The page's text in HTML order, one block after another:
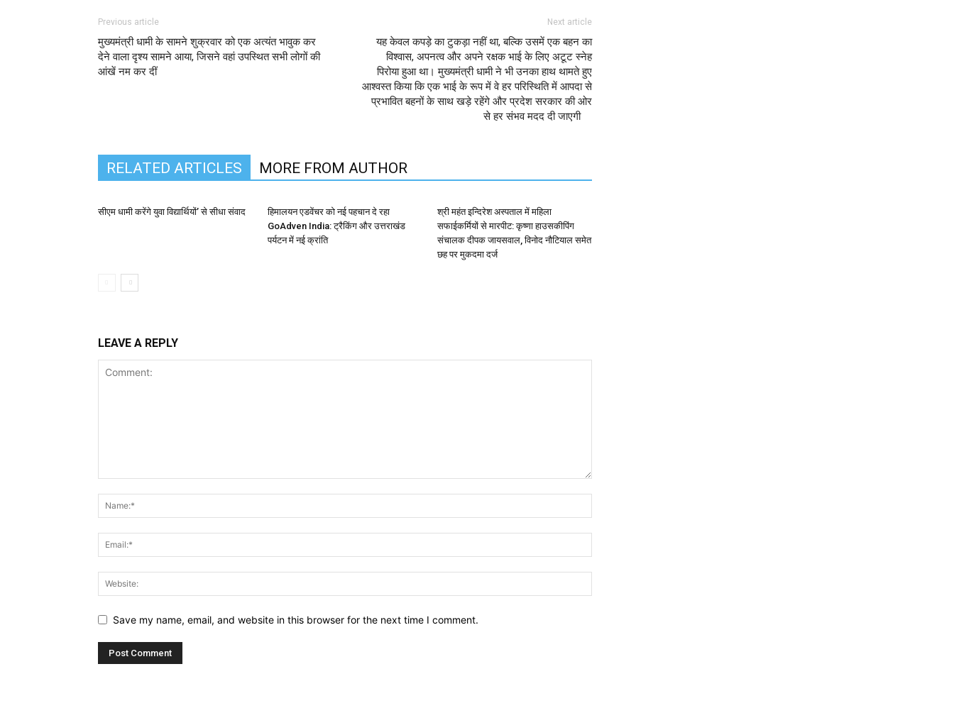
Previous article
मुख्यमंत्री धामी के सामने शुक्रवार को एक अत्यंत भावुक कर
देने वाला दृश्य सामने आया, जिसने वहां उपस्थित सभी लोगों की
आंखें नम कर दीं
Next article
यह केवल कपड़े का टुकड़ा नहीं था, बल्कि उसमें एक बहन का
विश्वास, अपनत्व और अपने रक्षक भाई के लिए अटूट स्नेह
पिरोया हुआ था। मुख्यमंत्री धामी ने भी उनका हाथ थामते हुए
आश्वस्त किया कि एक भाई के रूप में वे हर परिस्थिति में आपदा से
प्रभावित बहनों के साथ खड़े रहेंगे और प्रदेश सरकार की ओर
से हर संभव मदद दी जाएगी
RELATED ARTICLES MORE FROM AUTHOR
सीएम धामी करेंगे युवा विद्यार्थियों’ से सीधा संवाद
हिमालयन एडवेंचर को नई पहचान दे रहा
GoAdven India: ट्रैकिंग और उत्तराखंड
पर्यटन में नई क्रांति
श्री महंत इन्दिरेश अस्पताल में महिला
सफाईकर्मियों से मारपीट: कृष्णा हाउसकीपिंग
संचालक दीपक जायसवाल, विनोद नौटियाल समेत
छह पर मुकदमा दर्ज
LEAVE A REPLY
Save my name, email, and website in this browser for the next time I comment.